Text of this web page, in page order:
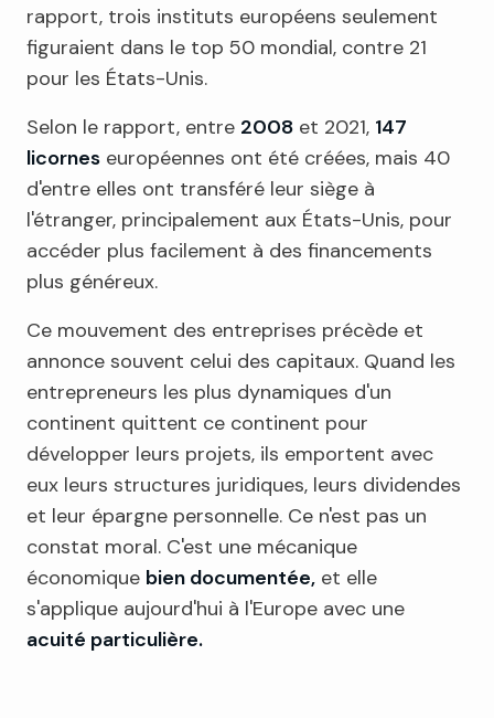
rapport, trois instituts européens seulement
figuraient dans le top 50 mondial, contre 21
pour les États-Unis.
Selon le rapport, entre 2008 et 2021, 147
licornes européennes ont été créées, mais 40
d'entre elles ont transféré leur siège à
l'étranger, principalement aux États-Unis, pour
accéder plus facilement à des financements
plus généreux.
Ce mouvement des entreprises précède et
annonce souvent celui des capitaux. Quand les
entrepreneurs les plus dynamiques d'un
continent quittent ce continent pour
développer leurs projets, ils emportent avec
eux leurs structures juridiques, leurs dividendes
et leur épargne personnelle. Ce n'est pas un
constat moral. C'est une mécanique
économique bien documentée, et elle
s'applique aujourd'hui à l'Europe avec une
acuité particulière.